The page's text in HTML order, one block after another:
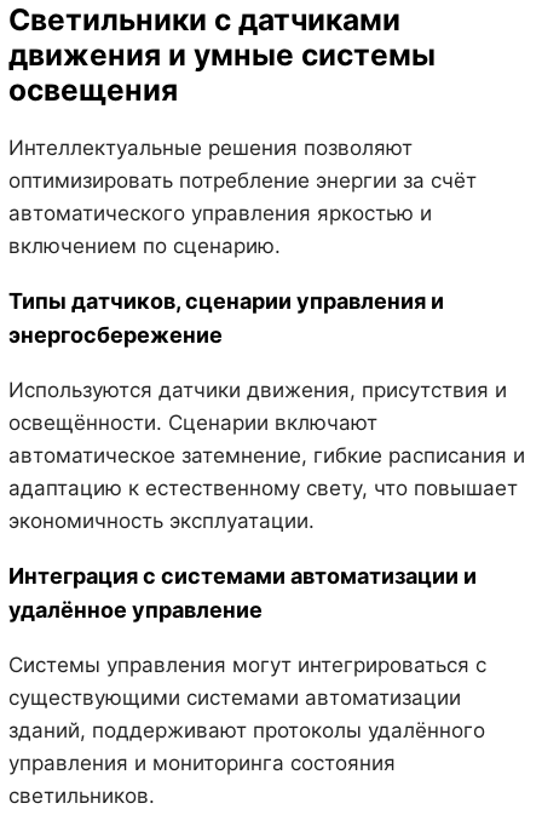
Светильники с датчиками
движения и умные системы
освещения
Интеллектуальные решения позволяют
оптимизировать потребление энергии за счёт
автоматического управления яркостью и
включением по сценарию.
Типы датчиков, сценарии управления и
энергосбережение
Используются датчики движения, присутствия и
освещённости. Сценарии включают
автоматическое затемнение, гибкие расписания и
адаптацию к естественному свету, что повышает
экономичность эксплуатации.
Интеграция с системами автоматизации и
удалённое управление
Системы управления могут интегрироваться с
существующими системами автоматизации
зданий, поддерживают протоколы удалённого
управления и мониторинга состояния
светильников.